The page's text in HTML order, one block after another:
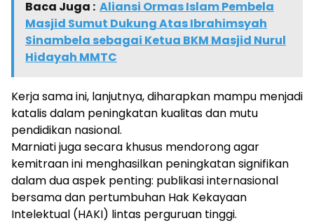
Baca Juga : Aliansi Ormas Islam Pembela
Masjid Sumut Dukung Atas Ibrahimsyah
Sinambela sebagai Ketua BKM Masjid Nurul
Hidayah MMTC
Kerja sama ini, lanjutnya, diharapkan mampu menjadi
katalis dalam peningkatan kualitas dan mutu
pendidikan nasional.
Marniati juga secara khusus mendorong agar
kemitraan ini menghasilkan peningkatan signifikan
dalam dua aspek penting: publikasi internasional
bersama dan pertumbuhan Hak Kekayaan
Intelektual (HAKI) lintas perguruan tinggi.